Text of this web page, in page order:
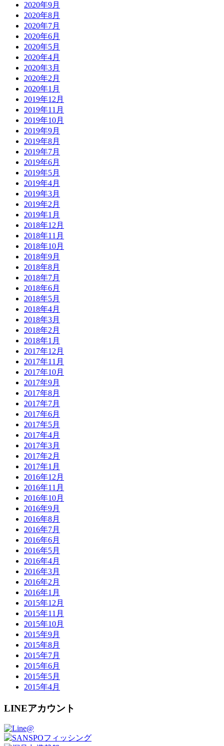
2020年9月
2020年8月
2020年7月
2020年6月
2020年5月
2020年4月
2020年3月
2020年2月
2020年1月
2019年12月
2019年11月
2019年10月
2019年9月
2019年8月
2019年7月
2019年6月
2019年5月
2019年4月
2019年3月
2019年2月
2019年1月
2018年12月
2018年11月
2018年10月
2018年9月
2018年8月
2018年7月
2018年6月
2018年5月
2018年4月
2018年3月
2018年2月
2018年1月
2017年12月
2017年11月
2017年10月
2017年9月
2017年8月
2017年7月
2017年6月
2017年5月
2017年4月
2017年3月
2017年2月
2017年1月
2016年12月
2016年11月
2016年10月
2016年9月
2016年8月
2016年7月
2016年6月
2016年5月
2016年4月
2016年3月
2016年2月
2016年1月
2015年12月
2015年11月
2015年10月
2015年9月
2015年8月
2015年7月
2015年6月
2015年5月
2015年4月
LINEアカウント